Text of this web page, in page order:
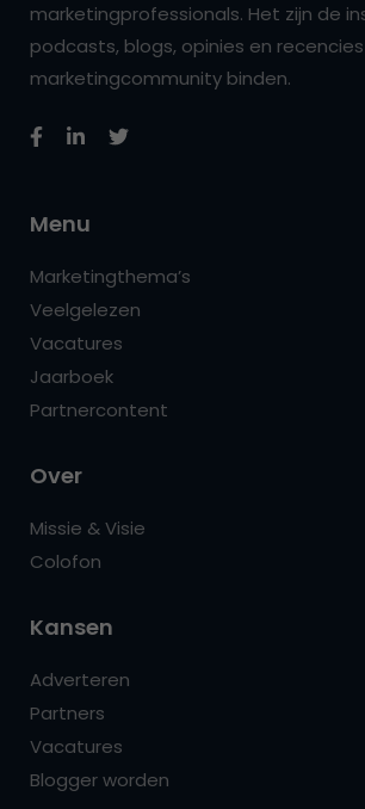
marketingprofessionals. Het zijn de
podcasts, blogs, opinies en
marketingcommunity binden.
Menu
Marketingthema’s
Veelgelezen
Vacatures
Jaarboek
Partnercontent
Over
Missie & Visie
Colofon
Kansen
Adverteren
Partners
Vacatures
Blogger worden